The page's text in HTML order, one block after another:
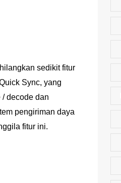
sedikit fitur
Sync, yang
decode dan
pengiriman daya
fitur ini.